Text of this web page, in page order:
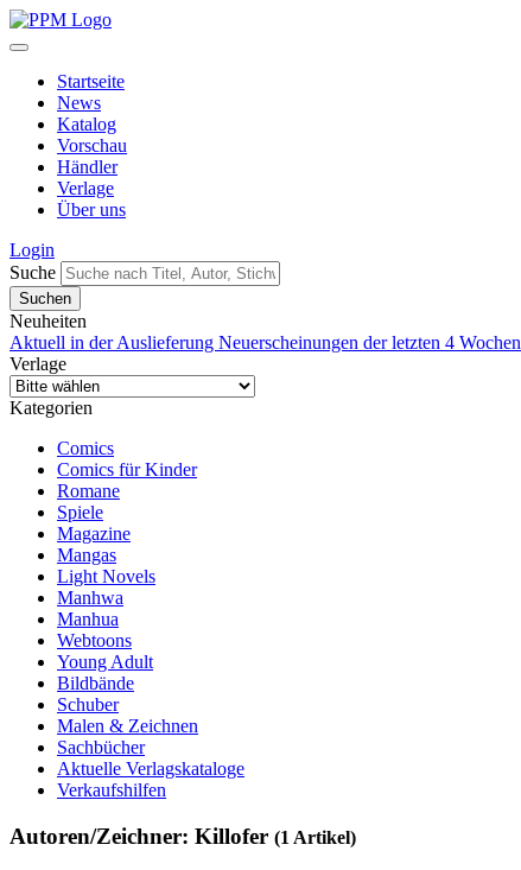
Startseite
News
Katalog
Vorschau
Händler
Verlage
Über uns
Login
Suche
Neuheiten
Aktuell in der Auslieferung Neuerscheinungen der letzten 4 Wochen
Verlage
Kategorien
Comics
Comics für Kinder
Romane
Spiele
Magazine
Mangas
Light Novels
Manhwa
Manhua
Webtoons
Young Adult
Bildbände
Schuber
Malen & Zeichnen
Sachbücher
Aktuelle Verlagskataloge
Verkaufshilfen
Autoren/Zeichner: Killofer (1 Artikel)